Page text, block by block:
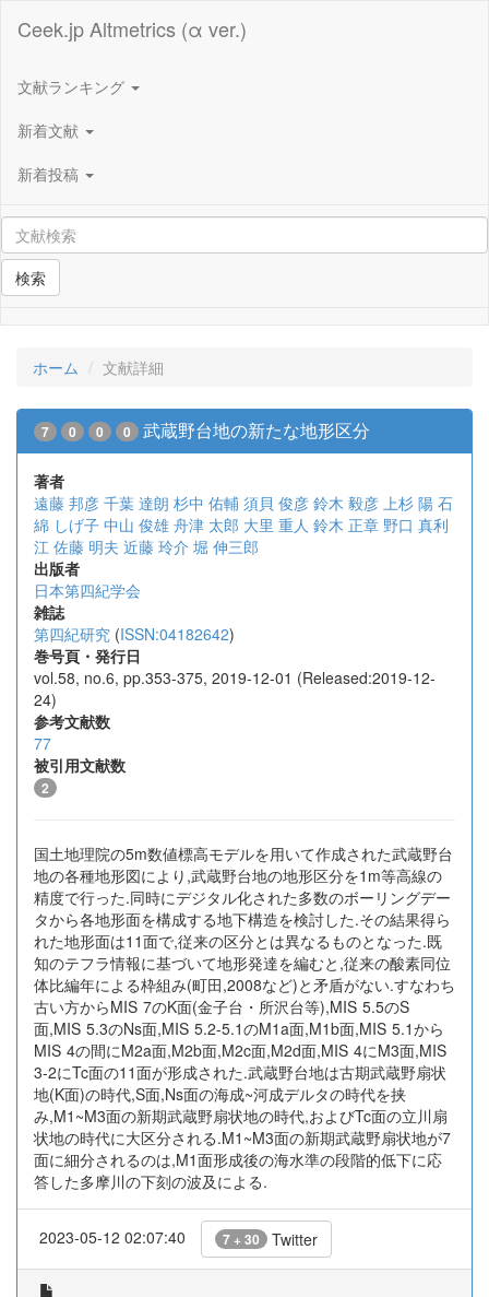
Ceek.jp Altmetrics (α ver.)
文献ランキング
新着文献
新着投稿
検索
ホーム 文献詳細
7 0 0 0 武蔵野台地の新たな地形区分
著者
遠藤 邦彦 千葉 達朗 杉中 佑輔 須貝 俊彦 鈴木 毅彦 上杉 陽 石
綿 しげ子 中山 俊雄 舟津 太郎 大里 重人 鈴木 正章 野口 真利
江 佐藤 明夫 近藤 玲介 堀 伸三郎
出版者
日本第四紀学会
雑誌
第四紀研究 (ISSN:04182642)
巻号頁・発行日
vol.58, no.6, pp.353-375, 2019-12-01 (Released:2019-12-
24)
参考文献数
77
被引用文献数
2
国土地理院の5m数値標高モデルを用いて作成された武蔵野台
地の各種地形図により,武蔵野台地の地形区分を1m等高線の
精度で行った.同時にデジタル化された多数のボーリングデー
タから各地形面を構成する地下構造を検討した.その結果得ら
れた地形面は11面で,従来の区分とは異なるものとなった.既
知のテフラ情報に基づいて地形発達を編むと,従来の酸素同位
体比編年による枠組み(町田,2008など)と矛盾がない.すなわち
古い方からMIS 7のK面(金子台・所沢台等),MIS 5.5のS
面,MIS 5.3のNs面,MIS 5.2-5.1のM1a面,M1b面,MIS 5.1から
MIS 4の間にM2a面,M2b面,M2c面,M2d面,MIS 4にM3面,MIS
3-2にTc面の11面が形成された.武蔵野台地は古期武蔵野扇状
地(K面)の時代,S面,Ns面の海成~河成デルタの時代を挟
み,M1~M3面の新期武蔵野扇状地の時代,およびTc面の立川扇
状地の時代に大区分される.M1~M3面の新期武蔵野扇状地が7
面に細分されるのは,M1面形成後の海水準の段階的低下に応
答した多摩川の下刻の波及による.
2023-05-12 02:07:40 7 + 30 Twitter